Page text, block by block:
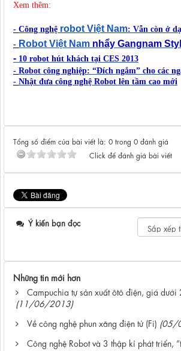
Xem thêm:
- Công nghệ robot Việt Nam: Vẫn còn ở
- Robot Việt Nam nhẩy Gangnam
- 10 robot hút khách tại CES 2013
- Robot công nghiệp: “Đích ngắm” cho các
- Nhật đưa công nghệ Robot lên tầm cao mới
Tổng số điểm của bài viết là: 0 trong 0 đánh giá
Click để đánh giá bài viết
Ý kiến bạn đọc
Những tin mới hơn
Campuchia tự sản xuất ôtô điện, giá dưới
(11/06/2013)
Về công nghệ phun xăng điện tử (Fi) (05/
Công nghệ Robot và 3 thập kỉ phát triển,